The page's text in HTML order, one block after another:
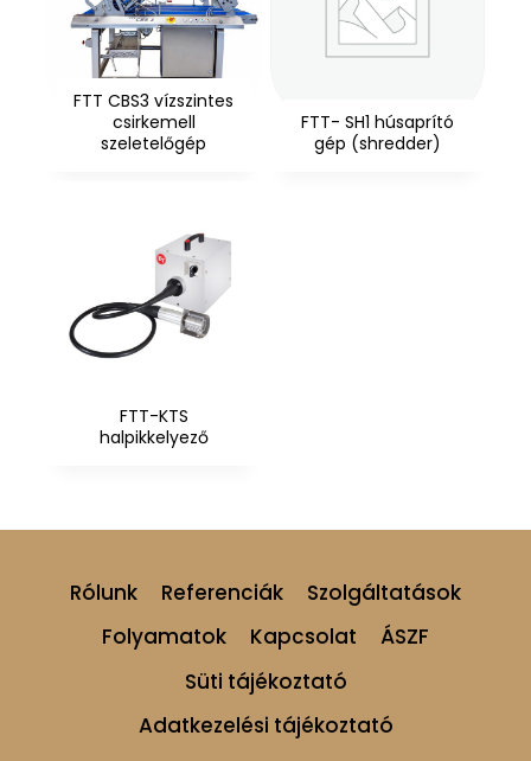
FTT CBS3 vízszintes
csirkemell
szeletelőgép
FTT- SH1 húsaprító
gép (shredder)
FTT-KTS
halpikkelyező
Rólunk Referenciák
Szolgáltatások
Folyamatok
Kapcsolat
ÁSZF
Süti tájékoztató
Adatkezelési tájékoztató